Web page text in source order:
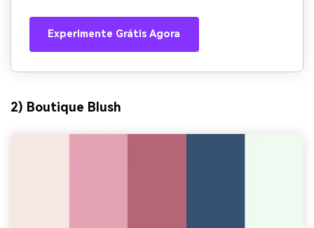
Experimente Grátis Agora
2) Boutique Blush